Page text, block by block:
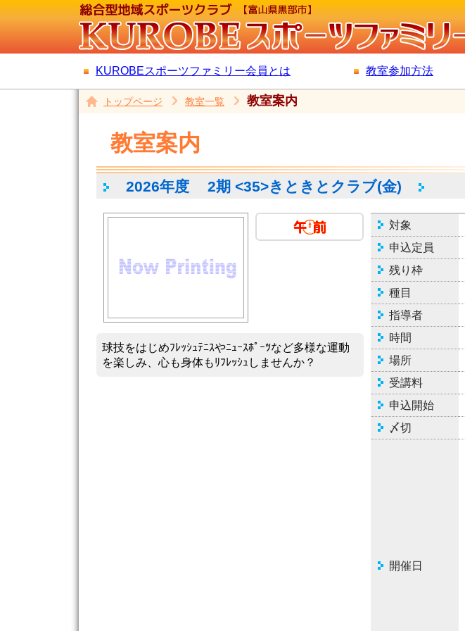
KUROBEスポーツファミリー会員とは 教室参加方法
トップページ 教室一覧 教室案内
教室案内
2026年度 2期 <35>きときとクラブ(金)
球技をはじめﾌﾚｯｼｭﾃﾆｽやﾆｭｰｽﾎﾟｰﾂなど多様な運動
を楽しみ、心も身体もﾘﾌﾚｯｼｭしませんか？
対象
申込定員
残り枠
種目
指導者
時間
場所
受講料
申込開始
〆切
開催日